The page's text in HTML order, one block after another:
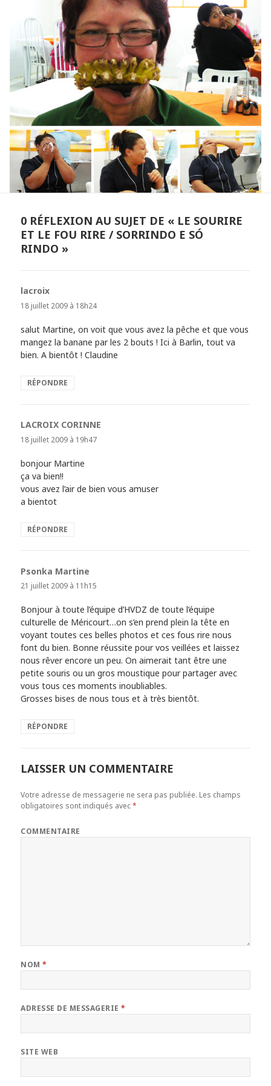
0 RÉFLEXION AU SUJET DE « LE SOURIRE
ET LE FOU RIRE / SORRINDO E SÓ
RINDO »
lacroix
18 juillet 2009 à 18h24
salut Martine, on voit que vous avez la pêche et que vous
mangez la banane par les 2 bouts ! Ici à Barlin, tout va
bien. A bientôt ! Claudine
RÉPONDRE
LACROIX CORINNE
18 juillet 2009 à 19h47
bonjour Martine
ça va bien!!
vous avez l’air de bien vous amuser
a bientot
RÉPONDRE
Psonka Martine
21 juillet 2009 à 11h15
Bonjour à toute l’équipe d’HVDZ de toute l’équipe
culturelle de Méricourt…on s’en prend plein la tête en
voyant toutes ces belles photos et ces fous rire nous
font du bien. Bonne réussite pour vos veillées et laissez
nous rêver encore un peu. On aimerait tant être une
petite souris ou un gros moustique pour partager avec
vous tous ces moments inoubliables.
Grosses bises de nous tous et à très bientôt.
RÉPONDRE
LAISSER UN COMMENTAIRE
Votre adresse de messagerie ne sera pas publiée. Les champs
obligatoires sont indiqués avec*
COMMENTAIRE
NOM*
ADRESSE DE MESSAGERIE*
SITE WEB